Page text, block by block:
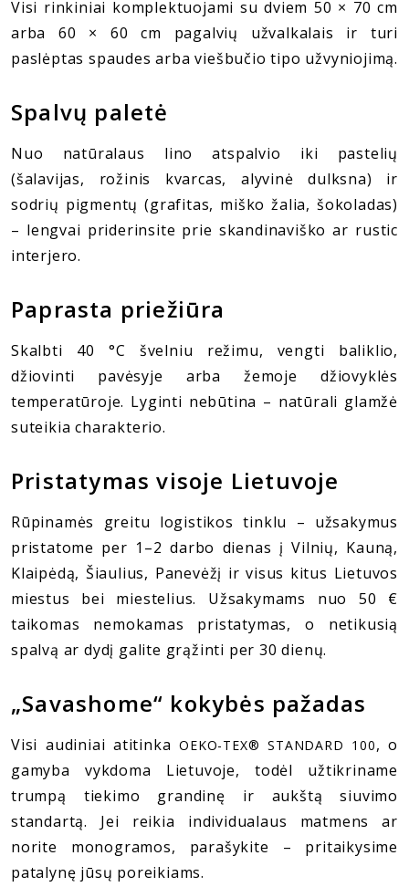
Visi rinkiniai komplektuojami su dviem 50 × 70 cm
arba 60 × 60 cm pagalvių užvalkalais ir turi
paslėptas spaudes arba viešbučio tipo užvyniojimą.
Spalvų paletė
Nuo natūralaus lino atspalvio iki pastelių
(šalavijas, rožinis kvarcas, alyvinė dulksna) ir
sodrių pigmentų (grafitas, miško žalia, šokoladas)
– lengvai priderinsite prie skandinaviško ar rustic
interjero.
Paprasta priežiūra
Skalbti 40 °C švelniu režimu, vengti baliklio,
džiovinti pavėsyje arba žemoje džiovyklės
temperatūroje. Lyginti nebūtina – natūrali glamžė
suteikia charakterio.
Pristatymas visoje Lietuvoje
Rūpinamės greitu logistikos tinklu – užsakymus
pristatome per 1–2 darbo dienas į Vilnių, Kauną,
Klaipėdą, Šiaulius, Panevėžį ir visus kitus Lietuvos
miestus bei miestelius. Užsakymams nuo 50 €
taikomas nemokamas pristatymas, o netikusią
spalvą ar dydį galite grąžinti per 30 dienų.
„Savashome“ kokybės pažadas
Visi audiniai atitinkaOEKO-TEX® STANDARD 100, o
gamyba vykdoma Lietuvoje, todėl užtikriname
trumpą tiekimo grandinę ir aukštą siuvimo
standartą. Jei reikia individualaus matmens ar
norite monogramos, parašykite – pritaikysime
patalynę jūsų poreikiams.